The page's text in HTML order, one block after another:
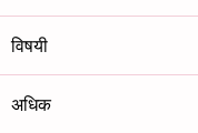
विषयी
अधिक